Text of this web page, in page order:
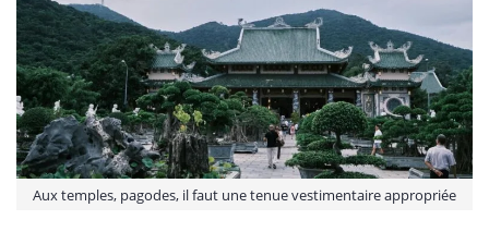
Aux temples, pagodes, il faut une tenue vestimentaire appropriée